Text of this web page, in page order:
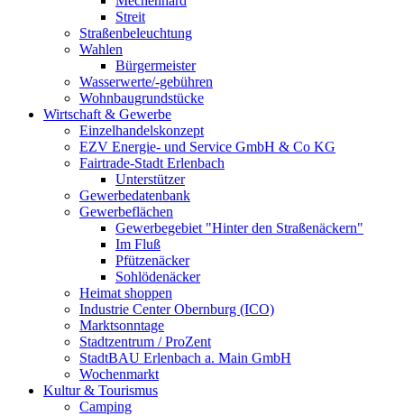
Streit
Straßenbeleuchtung
Wahlen
Bürgermeister
Wasserwerte/-gebühren
Wohnbaugrundstücke
Wirtschaft & Gewerbe
Einzelhandelskonzept
EZV Energie- und Service GmbH & Co KG
Fairtrade-Stadt Erlenbach
Unterstützer
Gewerbedatenbank
Gewerbeflächen
Gewerbegebiet "Hinter den Straßenäckern"
Im Fluß
Pfützenäcker
Sohlödenäcker
Heimat shoppen
Industrie Center Obernburg (ICO)
Marktsonntage
Stadtzentrum / ProZent
StadtBAU Erlenbach a. Main GmbH
Wochenmarkt
Kultur & Tourismus
Camping